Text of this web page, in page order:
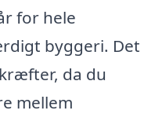
for hele
byggeri. Det
da du
mellem